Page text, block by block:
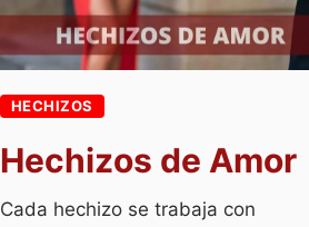
HECHIZOS
Hechizos de Amor
Cada hechizo se trabaja con